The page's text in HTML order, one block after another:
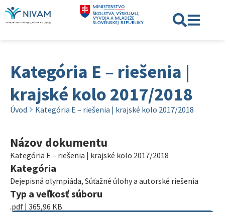
Kategória E – riešenia |
krajské kolo 2017/2018
Úvod Kategória E – riešenia | krajské kolo 2017/2018
Názov dokumentu
Kategória E – riešenia | krajské kolo 2017/2018
Kategória
Dejepisná olympiáda, Súťažné úlohy a autorské riešenia
Typ a veľkosť súboru
.pdf | 365,96 KB